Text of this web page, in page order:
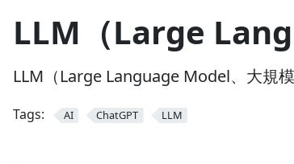
LLM（Large
LLM（Large Language Model、大規
Tags: AI ChatGPT LLM